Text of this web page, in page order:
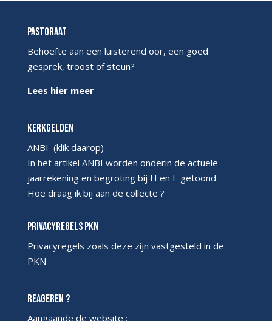
Pastoraat
Behoefte aan een luisterend oor, een goed
gesprek, troost of steun?
Lees hier meer
Kerkgelden
ANBI (klik daarop)
In het artikel ANBI worden onderin de actuele
jaarrekening en begroting bij H en I getoond
Hoe draag ik bij aan de collecte ?
Privacyregels PKN
Privacyregels zoals deze zijn vastgesteld in de
PKN
Reageren ?
Aangaande de website :